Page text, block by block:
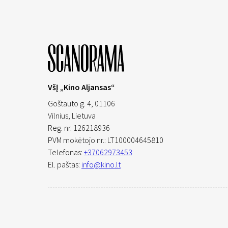
VšĮ „Kino Aljansas“
Goštauto g. 4, 01106
Vilnius, Lietuva
Reg. nr. 126218936
PVM mokėtojo nr.: LT100004645810
Telefonas: +37062973453
El. paštas: info@kino.lt